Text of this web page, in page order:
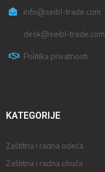
info@seibl-trade.com
desk@seibl-trade.com
Politika privatnosti
KATEGORIJE
Zaštitna i radna odeća
Zaštitna i radna obuća